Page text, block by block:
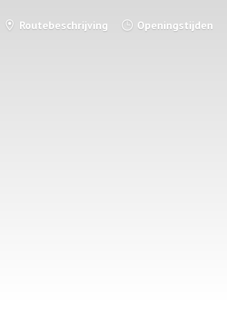
Routebeschrijving Openingstijden